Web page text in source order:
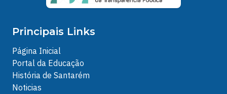
Principais Links
Página Inicial
Portal da Educação
História de Santarém
Noticias